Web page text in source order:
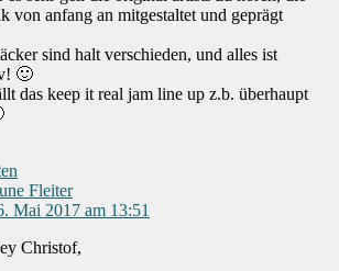
von anfang an mitgestaltet und geprägt
sind halt verschieden, und alles ist
🙂
das keep it real jam line up z.b. überhaupt
Fleiter
Mai 2017 am 13:51
Christof,